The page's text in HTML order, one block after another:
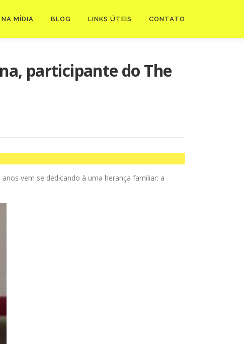
NA MÍDIA BLOG LINKS ÚTEIS CONTATO
participante do The
vem se dedicando à uma herança familiar: a